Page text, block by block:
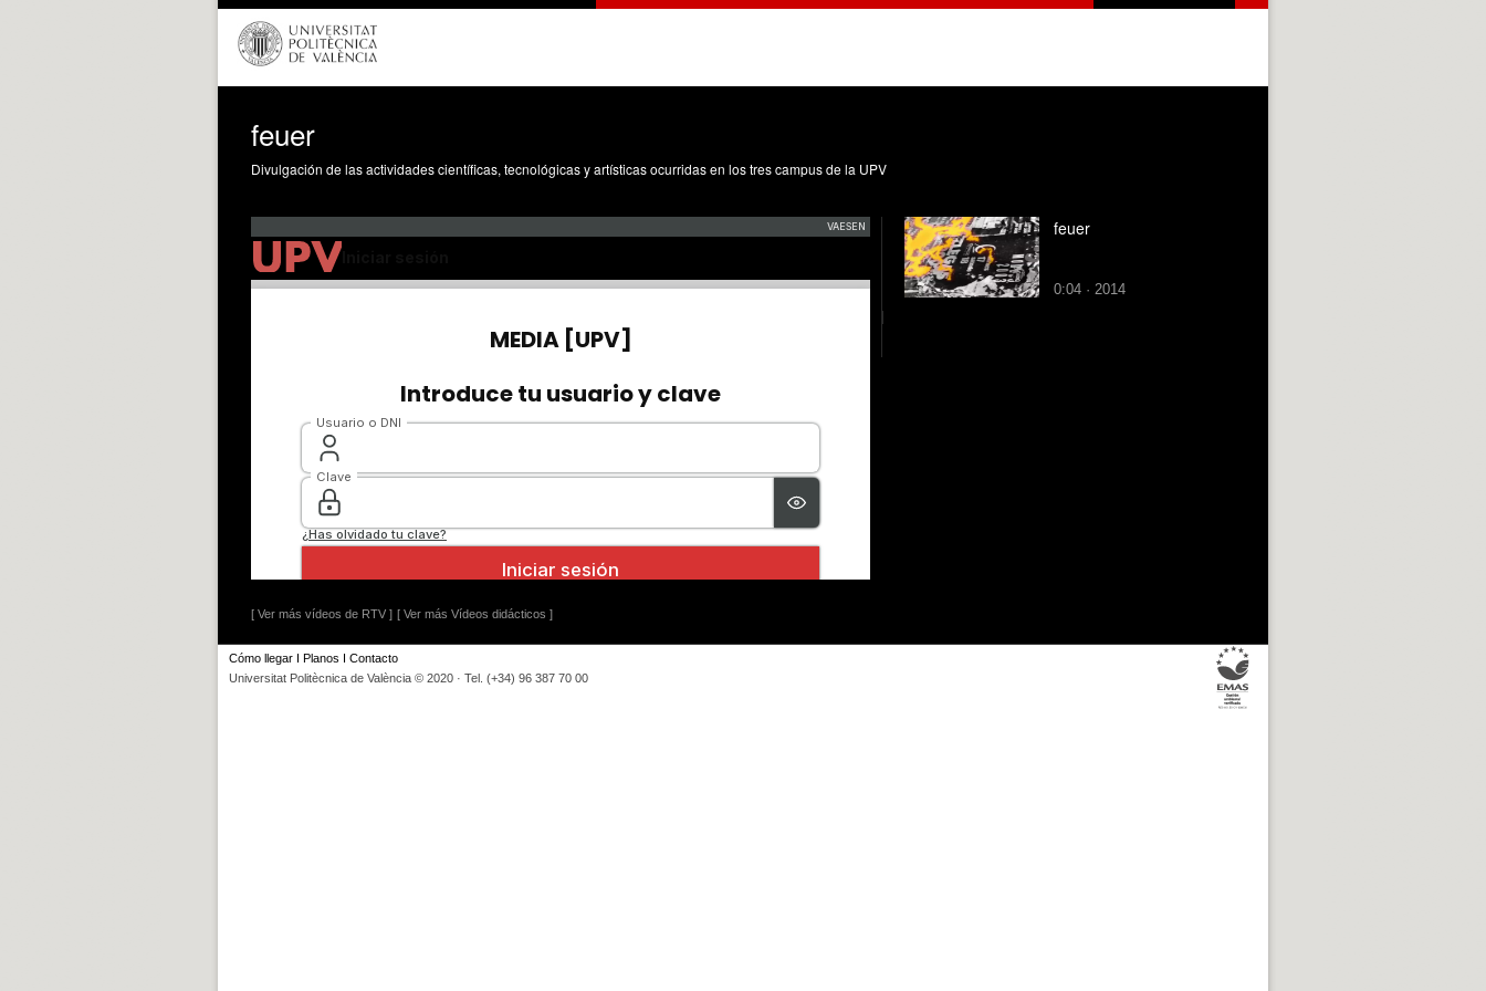
feuer
Divulgación de las actividades científicas, tecnológicas y artísticas ocurridas en los tres campus de la UPV
[ Ver más vídeos de RTV ] [ Ver más Vídeos didácticos ]
feuer
0:04 · 2014
Cómo llegar I Planos I Contacto
Universitat Politècnica de València © 2020 · Tel. (+34) 96 387 70 00